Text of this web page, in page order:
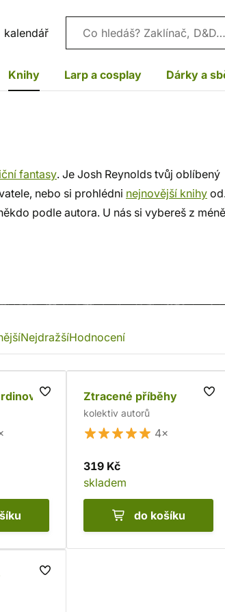
kalendář Vyhledávání
Knihy Larp a cosplay Dárky a
fantasy. Je Josh Reynolds tvůj oblíbený
nebo si prohlédni nejnovější knihy od
podle autora. U nás si vybereš z méně
rychlé dodání a bezpečný nákup!
NejdražšíHodnocení
Ztracené příběhy
kolektiv autorů
4×
319 Kč
skladem
do košíku